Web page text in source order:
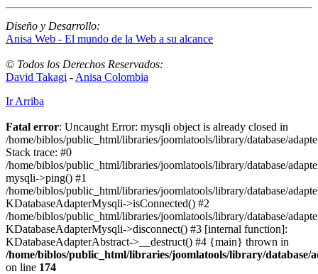
Diseño y Desarrollo:
Anisa Web - El mundo de la Web a su alcance
© Todos los Derechos Reservados:
David Takagi - Anisa Colombia
Ir Arriba
Fatal error: Uncaught Error: mysqli object is already closed in
/home/biblos/public_html/libraries/joomlatools/library/database/
Stack trace: #0
/home/biblos/public_html/libraries/joomlatools/library/database/
mysqli->ping() #1
/home/biblos/public_html/libraries/joomlatools/library/database/
KDatabaseAdapterMysqli->isConnected() #2
/home/biblos/public_html/libraries/joomlatools/library/database/
KDatabaseAdapterMysqli->disconnect() #3 [internal function]:
KDatabaseAdapterAbstract->__destruct() #4 {main} thrown in
/home/biblos/public_html/libraries/joomlatools/library/database/
on line 174